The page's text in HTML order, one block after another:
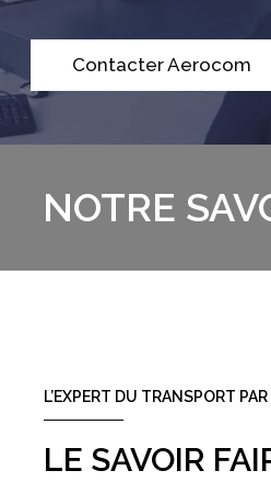
Contacter Aerocom
NOTRE
L’EXPERT DU TRANSPORT
LE SAVOIR